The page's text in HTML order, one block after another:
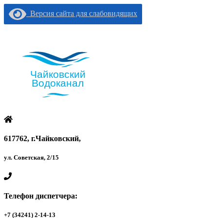
Версия сайта для слабовидящих
617762, г.Чайковский,
ул. Советская, 2/15
Телефон диспетчера:
+7 (34241) 2-14-13